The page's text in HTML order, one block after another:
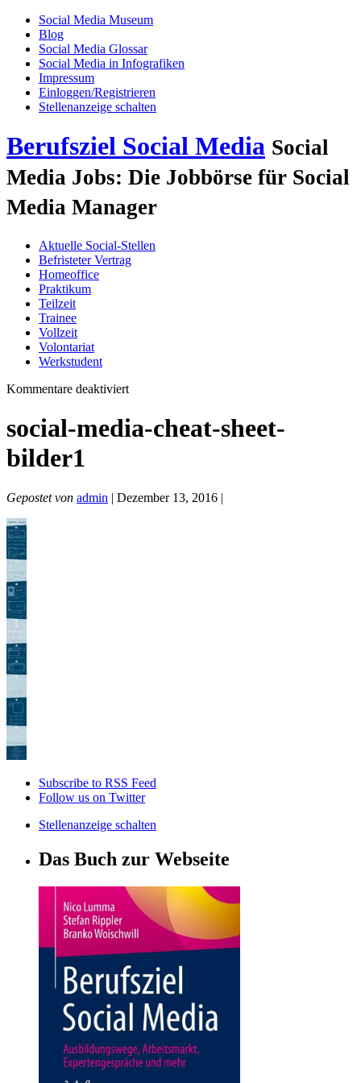
Social Media Museum
Blog
Social Media Glossar
Social Media in Infografiken
Impressum
Einloggen/Registrieren
Stellenanzeige schalten
Berufsziel Social Media Social
Media Jobs: Die Jobbörse für Social
Media Manager
Aktuelle Social-Stellen
Befristeter Vertrag
Homeoffice
Praktikum
Teilzeit
Trainee
Vollzeit
Volontariat
Werkstudent
Kommentare deaktiviertfür
media-
cheat-
social-media-cheat-sheet-
bilder1
Gepostet von admin | Dezember 13, 2016 |
Subscribe to RSS Feed
Follow us on Twitter
Stellenanzeige schalten
Das Buch zur Webseite